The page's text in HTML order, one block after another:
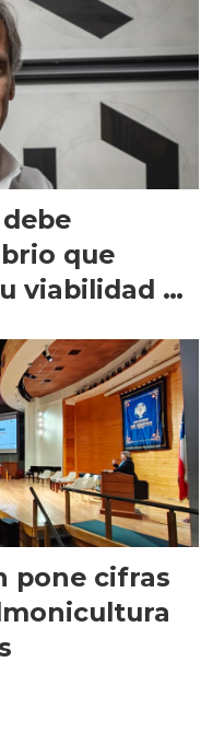
que
viabilidad de
pone cifras